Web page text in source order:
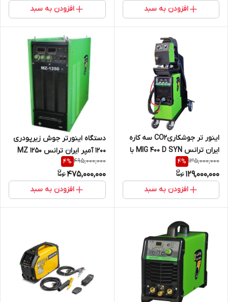
افزودن به سبد افزودن به سبد
اینور تر جوشکاریCO2 سه کاره
ایران ترانس MIG 400 D SYN با
قابلیت آرگون و الکترود
135,000,000
4%
129,000,000
افزودن به سبد
دستگاه اینورتر جوش زیرپودری
1200 آمپر ایران ترانس MZ 1250
495,000,000
4%
475,000,000
افزودن به سبد